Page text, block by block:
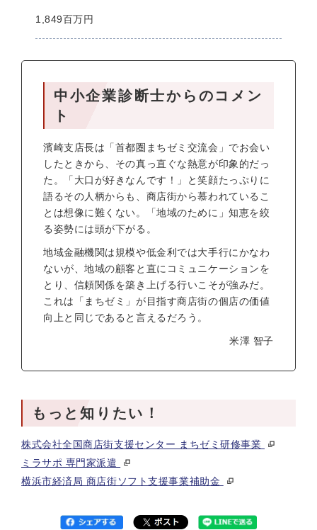
1,849百万円
中小企業診断士からのコメン
ト
濱崎支店長は「首都圏まちゼミ交流会」でお会い
したときから、その真っ直ぐな熱意が印象的だっ
た。「大口が好きなんです！」と笑顔たっぷりに
語るその人柄からも、商店街から慕われているこ
とは想像に難くない。「地域のために」知恵を絞
る姿勢には頭が下がる。
地域金融機関は規模や低金利では大手行にかなわ
ないが、地域の顧客と直にコミュニケーションを
とり、信頼関係を築き上げる行いこそが強みだ。
これは「まちゼミ」が目指す商店街の個店の価値
向上と同じであると言えるだろう。
米澤 智子
もっと知りたい！
株式会社全国商店街支援センター まちゼミ研修事業
ミラサポ 専門家派遣
横浜市経済局 商店街ソフト支援事業補助金